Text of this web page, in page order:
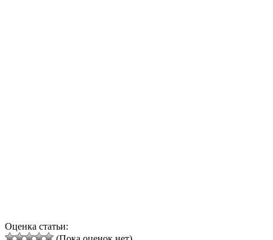
Оценка статьи: